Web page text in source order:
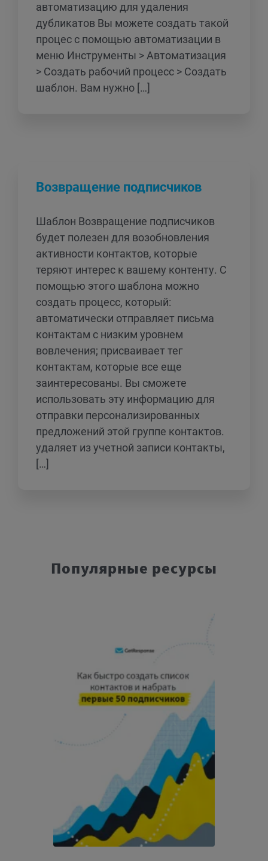
автоматизацию для удаления
дубликатов Вы можете создать такой
процес с помощью автоматизации в
меню Инструменты > Автоматизация
> Создать рабочий процесс > Создать
шаблон. Вам нужно […]
Возвращение подписчиков
Шаблон Возвращение подписчиков
будет полезен для возобновления
активности контактов, которые
теряют интерес к вашему контенту. С
помощью этого шаблона можно
создать процесс, который:
автоматически отправляет письма
контактам с низким уровнем
вовлечения; присваивает тег
контактам, которые все еще
заинтересованы. Вы сможете
использовать эту информацию для
отправки персонализированных
предложений этой группе контактов.
удаляет из учетной записи контакты,
[…]
Популярные ресурсы